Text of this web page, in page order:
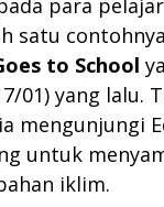
para
satu
to School
01) yang lalu.
mengunjungi
untuk
iklim.